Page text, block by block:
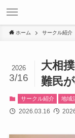
ホーム サークル紹介
大相
難民
2026
3/16
サークル紹介 地域
2026.03.16